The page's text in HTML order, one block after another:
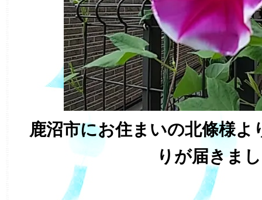
鹿沼市にお住まいの北條様
りが届きま